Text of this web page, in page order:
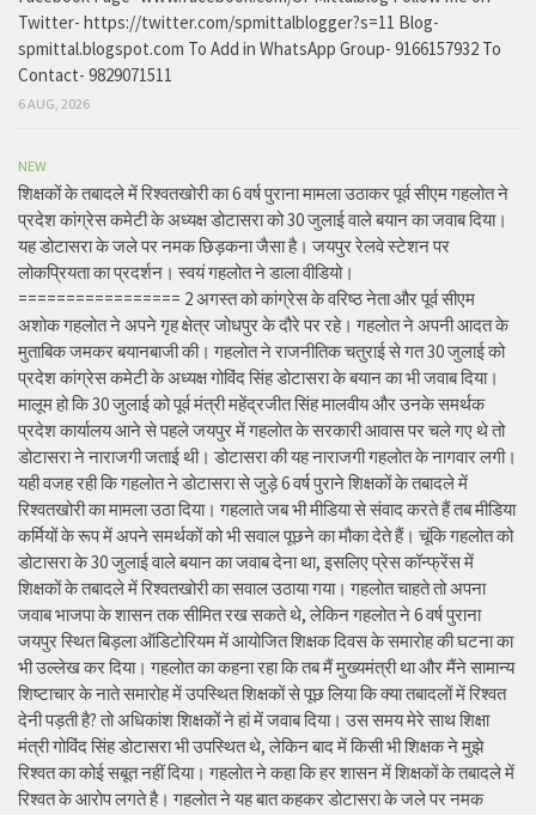
Twitter- https://twitter.com/spmittalblogger?s=11 Blog-
spmittal.blogspot.com To Add in WhatsApp Group- 9166157932 To
Contact- 9829071511
6 AUG, 2026
NEW
शिक्षकों के तबादले में रिश्वतखोरी का 6 वर्ष पुराना मामला उठाकर पूर्व सीएम गहलोत ने
प्रदेश कांग्रेस कमेटी के अध्यक्ष डोटासरा को 30 जुलाई वाले बयान का जवाब दिया।
यह डोटासरा के जले पर नमक छिड़कना जैसा है। जयपुर रेलवे स्टेशन पर
लोकप्रियता का प्रदर्शन। स्वयं गहलोत ने डाला वीडियो।
================= 2 अगस्त को कांग्रेस के वरिष्ठ नेता और पूर्व सीएम
अशोक गहलोत ने अपने गृह क्षेत्र जोधपुर के दौरे पर रहे। गहलोत ने अपनी आदत के
मुताबिक जमकर बयानबाजी की। गहलोत ने राजनीतिक चतुराई से गत 30 जुलाई को
प्रदेश कांग्रेस कमेटी के अध्यक्ष गोविंद सिंह डोटासरा के बयान का भी जवाब दिया।
मालूम हो कि 30 जुलाई को पूर्व मंत्री महेंद्रजीत सिंह मालवीय और उनके समर्थक
प्रदेश कार्यालय आने से पहले जयपुर में गहलोत के सरकारी आवास पर चले गए थे तो
डोटासरा ने नाराजगी जताई थी। डोटासरा की यह नाराजगी गहलोत के नागवार लगी।
यही वजह रही कि गहलोत ने डोटासरा से जुड़े 6 वर्ष पुराने शिक्षकों के तबादले में
रिश्वतखोरी का मामला उठा दिया। गहलाते जब भी मीडिया से संवाद करते हैं तब मीडिया
कर्मियों के रूप में अपने समर्थकों को भी सवाल पूछने का मौका देते हैं। चूंकि गहलोत को
डोटासरा के 30 जुलाई वाले बयान का जवाब देना था, इसलिए प्रेस कॉन्फ्रेंस में
शिक्षकों के तबादले में रिश्वतखोरी का सवाल उठाया गया। गहलोत चाहते तो अपना
जवाब भाजपा के शासन तक सीमित रख सकते थे, लेकिन गहलोत ने 6 वर्ष पुराना
जयपुर स्थित बिड़ला ऑडिटोरियम में आयोजित शिक्षक दिवस के समारोह की घटना का
भी उल्लेख कर दिया। गहलोत का कहना रहा कि तब मैं मुख्यमंत्री था और मैंने सामान्य
शिष्टाचार के नाते समारोह में उपस्थित शिक्षकों से पूछ लिया कि क्या तबादलों में रिश्वत
देनी पड़ती है? तो अधिकांश शिक्षकों ने हां में जवाब दिया। उस समय मेरे साथ शिक्षा
मंत्री गोविंद सिंह डोटासरा भी उपस्थित थे, लेकिन बाद में किसी भी शिक्षक ने मुझे
रिश्वत का कोई सबूत नहीं दिया। गहलोत ने कहा कि हर शासन में शिक्षकों के तबादले में
रिश्वत के आरोप लगते है। गहलोत ने यह बात कहकर डोटासरा के जले पर नमक